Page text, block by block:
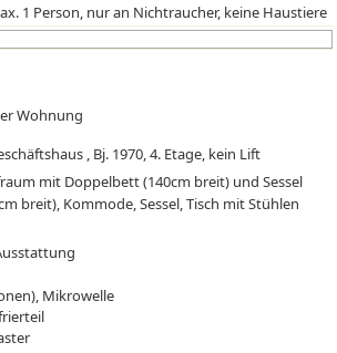
1 Person, nur an Nichtraucher, keine Haustiere
Wohnung
, Bj. 1970, 4. Etage, kein Lift
mit Doppelbett (140cm breit) und Sessel
breit), Kommode, Sessel, Tisch mit Stühlen
Mikrowelle